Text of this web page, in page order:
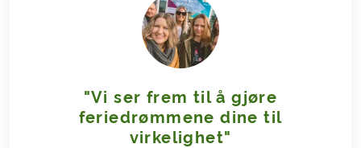
"Vi ser frem til å gjøre
feriedrømmene dine til
virkelighet"